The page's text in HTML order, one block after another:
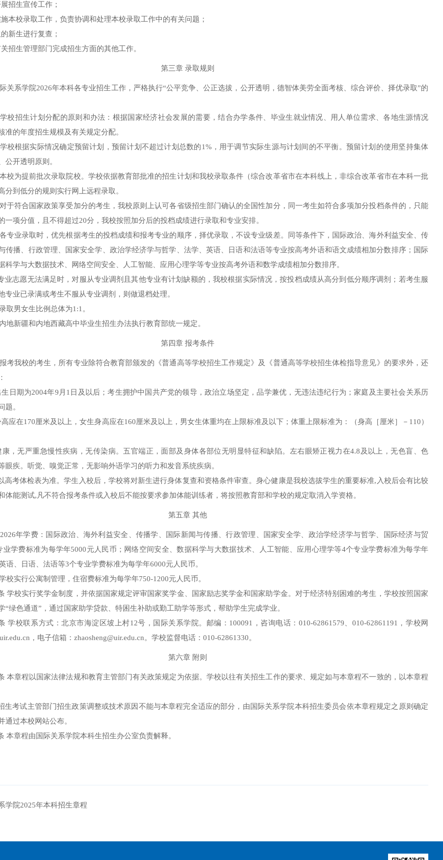
展招生宣传工作；
施本校录取工作，负责协调和处理本校录取工作中的有关问题；
的新生进行复查；
关招生管理部门完成招生方面的其他工作。
第三章 录取规则
关系学院2026年本科各专业招生工作，严格执行“公平竞争、公正选拔，公开透明，德智体美劳全面考核、综合评价、择优录取”的
校招生计划分配的原则和办法：根据国家经济社会发展的需要，结合办学条件、毕业生就业情况、用人单位需求、各地生源情况
准的年度招生规模及有关规定分配。
校根据实际情况确定预留计划，预留计划不超过计划总数的1% ，用于调节实际生源与计划间的不平衡。预留计划的使用坚持集体
公开透明原则。
校为提前批次录取院校。学校依据教育部批准的招生计划和我校录取条件（综合改革省市在本科线上，非综合改革省市在本科一批
分到低分的规则实行网上远程录取。
于符合国家政策享受加分的考生，我校原则上认可各省级招生部门确认的全国性加分，同一考生如符合多项加分投档条件的，只能
一项分值，且不得超过20分，我校按照加分后的投档成绩进行录取和专业安排。
专业录取时，优先根据考生的投档成绩和报考专业的顺序，择优录取，不设专业级差。同等条件下，国际政治、海外利益安全、传
传播、行政管理、国家安全学、政治学经济学与哲学、法学、英语、日语和法语等专业按高考外语和语文成绩相加分数排序；国际
科学与大数据技术、网络空间安全、人工智能、应用心理学等专业按高考外语和数学成绩相加分数排序。
业志愿无法满足时，对服从专业调剂且其他专业有计划缺额的，我校根据实际情况，按投档成绩从高分到低分顺序调剂 ；若考生服
专业已录满或考生不服从专业调剂，则做退档处理。
取男女生比例总体为1:1 。
地新疆和内地西藏高中毕业生招生办法执行教育部统一规定。
第四章 报考条件
考我校的考生，所有专业除符合教育部颁发的《普通高等学校招生工作规定》及《普通高等学校招生体检指导意见》的要求外，还
生日期为2004年9 月 1 日及以后；考生拥护中国共产党的领导，政治立场坚定，品学兼优，无违法违纪行为；家庭及主要社会关系历
题。
高应在170厘米及以上，女生身高应在160厘米及以上，男女生体重均在上限标准及以下；体重上限标准为：（身高［厘米］－ 110）
康，无严重急慢性疾病，无传染病。五官端正，面部及身体各部位无明显特征和缺陷。左右眼矫正视力在4.8 及以上，无色盲、色
眼疾。听觉、嗅觉正常，无影响外语学习的听力和发音系统疾病。
高考体检表为准。学生入校后，学校将对新生进行身体复查和资格条件审查。身心健康是我校选拔学生的重要标准, 入校后会有比较
体能测试, 凡不符合报考条件或入校后不能按要求参加体能训练者，将按照教育部和学校的规定取消入学资格。
第五章 其他
2026年学费：国际政治、海外利益安全、传播学、国际新闻与传播、行政管理、国家安全学、政治学经济学与哲学、国际经济与贸
业学费标准为每学年5000元人民币；网络空间安全、数据科学与大数据技术、人工智能、应用心理学等4个专业学费标准为每学年
语、日语、法语等3个专业学费标准为每学年6000元人民币。
校实行公寓制管理，住宿费标准为每学年750-1200元人民币。
学校实行奖学金制度，并依据国家规定评审国家奖学金、国家励志奖学金和国家助学金。对于经济特别困难的考生，学校按照国家
“绿色通道”，通过国家助学贷款、特困生补助或勤工助学等形式，帮助学生完成学业。
学校联系方式：北京市海淀区坡上村12号，国际关系学院。邮编： 100091 ，咨询电话： 010-62861579 010-62861191 ，学校网
，电子信箱：zhaosheng@uir.edu.cn。学校监督电话：010-62861330。
第六章 附则
本章程以国家法律法规和教育主管部门有关政策规定为依据。学校以往有关招生工作的要求、规定如与本章程不一致的，以本章程
生考试主管部门招生政策调整或技术原因不能与本章程完全适应的部分，由国际关系学院本科招生委员会依本章程规定之原则确定
通过本校网站公布。
本章程由国际关系学院本科生招生办公室负责解释。
学院2025年本科招生章程